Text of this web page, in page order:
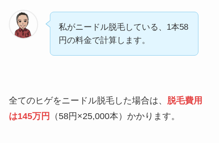
私がニードル脱毛している、1本58
円の料金で計算します。
全てのヒゲをニードル脱毛した場合は、 脱毛費用
は145万円
（58円×25,000本）かかります。